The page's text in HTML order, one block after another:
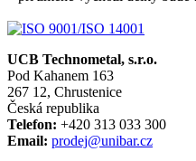
UCB Technometal, s.r.o.
Pod Kahanem 163
267 12, Chrustenice
Česká republika
Telefon: +420 313 033 300
Email: prodej@unibar.cz